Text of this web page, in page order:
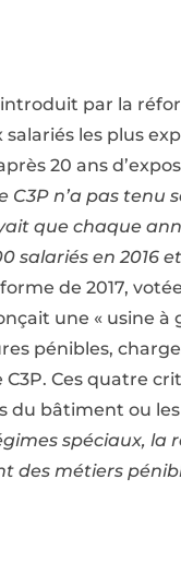
par la
les plus
20 ans
n’a pas tenu
que chaque
en 2016 et
de 2017,
une « usine à
pénibles,
Ces quatre
du bâtiment ou
spéciaux, la
des métiers